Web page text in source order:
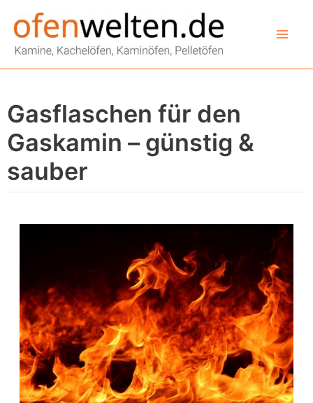
Inhalt
springen
Gasflaschen für den
Gaskamin – günstig &
sauber